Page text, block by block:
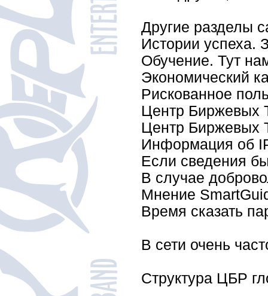
Другие разделы
Истории успеха.
Обучение. Тут
Экономический
Рискованное
Центр Биржевых
Центр Биржевых
Информация об
Если сведения
В случае
Мнение
Время сказать
В сети очень
Структура ЦБР